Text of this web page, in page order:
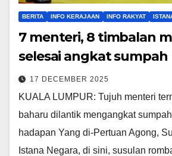
BERITA INFO KERAJAAN INFO RAKYAT
7 menteri, 8 timbalan
selesai angkat sumpah
17 DECEMBER 2025
KUALA LUMPUR: Tujuh menteri
baharu dilantik mengangkat
hadapan Yang di-Pertuan Agong,
Istana Negara, di sini, susulan